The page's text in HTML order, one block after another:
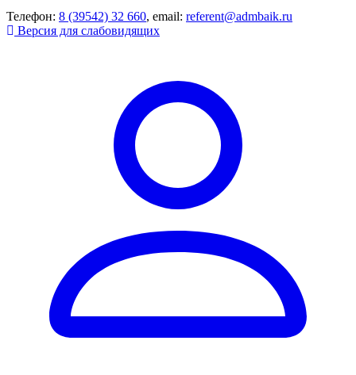
Телефон: 8 (39542) 32 660, email: referent@admbaik.ru
Версия для слабовидящих